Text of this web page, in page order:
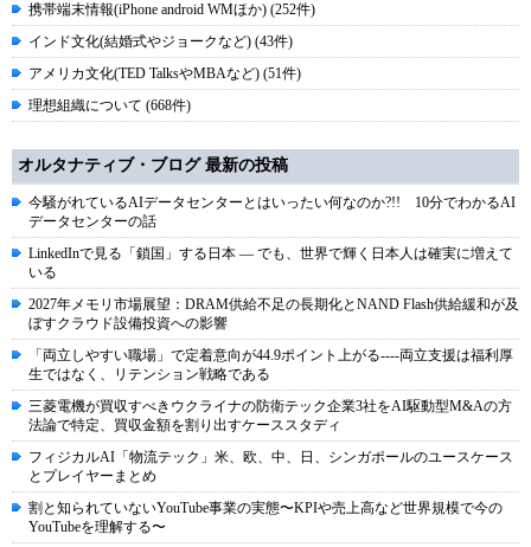
携帯端末情報(iPhone android WMほか) (252件)
インド文化(結婚式やジョークなど) (43件)
アメリカ文化(TED TalksやMBAなど) (51件)
理想組織について (668件)
オルタナティブ・ブログ 最新の投稿
今騒がれているAIデータセンターとはいったい何なのか?!! 10分でわかるAI
データセンターの話
LinkedInで見る「鎖国」する日本 ― でも、世界で輝く日本人は確実に増えて
いる
2027年メモリ市場展望：DRAM供給不足の長期化とNAND Flash供給緩和が及
ぼすクラウド設備投資への影響
「両立しやすい職場」で定着意向が44.9ポイント上がる----両立支援は福利厚
生ではなく、リテンション戦略である
三菱電機が買収すべきウクライナの防衛テック企業3社をAI駆動型M&Aの方
法論で特定、買収金額を割り出すケーススタディ
フィジカルAI「物流テック」米、欧、中、日、シンガポールのユースケース
とプレイヤーまとめ
割と知られていないYouTube事業の実態〜KPIや売上高など世界規模で今の
YouTubeを理解する〜